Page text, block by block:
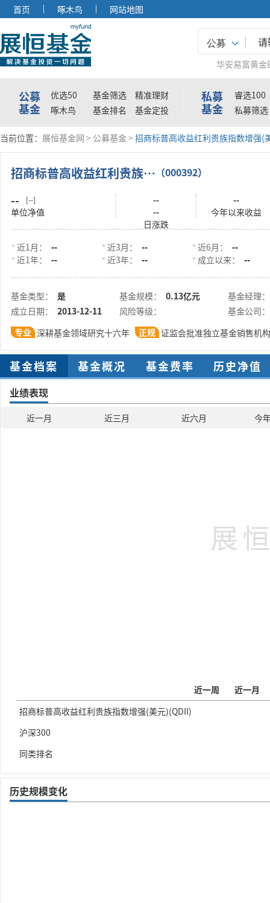
首页 啄木鸟 网站地图
公募
华安易富黄金
公募
基金
优选50 基金筛选
精准理财
啄木鸟
基金排名 基金定投
私募
基金
睿选100
私募筛选
当前位置： 展恒基金网 > 公募基金> 招商标普高收益红利贵族指数增强(
招商标普高收益红利贵族指数增强(美元)(QDII) （000392）
-- [--]
单位净值
--
--
日涨跌
--
今年以来收益
近1月：
--
近1年：
--
近3月：
--
近3年：
--
近6月：
--
成立以来：
--
基金类型：
是
成立日期：
2013-12-11
基金规模：
0.13亿元
风险等级：
基金经理：
基金公司：
专业 深耕基金领域研究十六年 正规 证监会批准独立基金销售机构
基金档案 基金概况 基金费率 历史净值
业绩表现
近一月 近三月 近六月 今
近一周
近一月
招商标普高收益红利贵族指数增强(美元)(QDII)
沪深300
同类排名
历史规模变化